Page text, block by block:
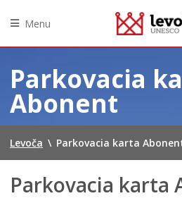
obsah
Menu
Parkovacia
Abonent
Levoča \ Parkovacia karta
Parkovacia karta